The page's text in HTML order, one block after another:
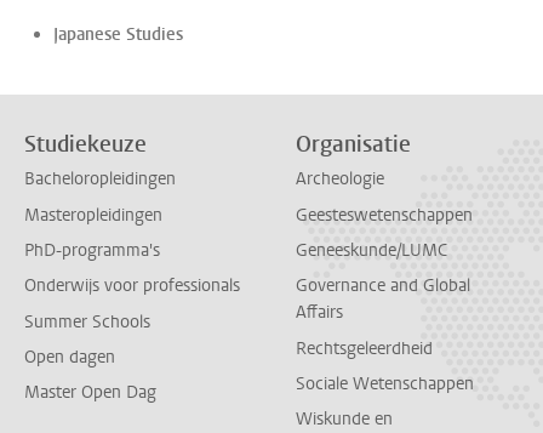
Japanese Studies
Studiekeuze
Bacheloropleidingen
Masteropleidingen
PhD-programma's
Onderwijs voor professionals
Summer Schools
Open dagen
Master Open Dag
Organisatie
Archeologie
Geesteswetenschappen
Geneeskunde/LUMC
Governance and Global
Affairs
Rechtsgeleerdheid
Sociale Wetenschappen
Wiskunde en